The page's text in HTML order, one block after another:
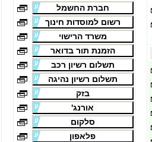
חברת החשמל
רשום למוסדות חינוך
משרד הרישוי
הזמנת תור בדואר
תשלום רשיון רכב
תשלום רשיון נהיגה
בזק
אורנג'
סלקום
פלאפון